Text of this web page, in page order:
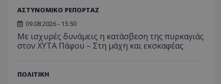
ΑΣΤΥΝΟΜΙΚΟ ΡΕΠΟΡΤΑΖ
09.08.2026 - 15:50
Με ισχυρές δυνάμεις η κατάσβεση της πυρκαγιάς
στον ΧΥΤΑ Πάφου – Στη μάχη και εκσκαφέας
ΠΟΛΙΤΙΚΗ